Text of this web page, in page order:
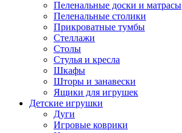
Пеленальные доски и матрасы
Пеленальные столики
Прикроватные тумбы
Стеллажи
Столы
Стулья и кресла
Шкафы
Шторы и занавески
Ящики для игрушек
Детские игрушки
Дуги
Игровые коврики